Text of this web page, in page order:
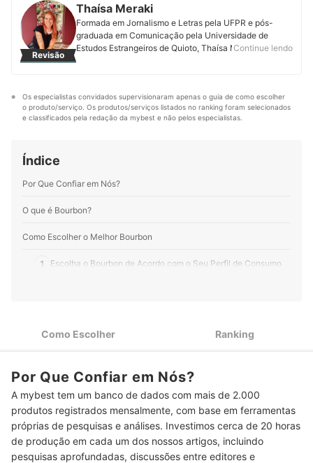
requisitados palestrantes, consultores, “master
distillers” e “master blenders” do setor da cachaça no
país. É Presidente de Júri e Embaixador do Spirits
Selection do Concurso Mundial de Bruxelas há 10 anos
participando como consultor nos comitês de
ISS Awards. É especialista em cachaça e destilados,
pelo WSET e um dos principais especialistas do país
atuando nos setores de destilação, marketing,
Acompanhe o Mauricio Maia no Instagram e Facebook.
Revisão
Thaísa Meraki
Formada em Jornalismo e Letras pela UFPR e pós-
graduada em Comunicação pela Universidade de
Estudos Estrangeiros de Quioto, Thaísa Meraki trabalha
Secretaria de Cultura do Paraná e pela empresa
japonesa de chá Ippodo. É Diretora de Redação da
mybest Brasil desde 2023.
Continue lendo
Os especialistas convidados supervisionaram apenas o guia de como escolher
o produto/serviço. Os produtos/serviços listados no ranking foram selecionados
e classificados pela redação da mybest e não pelos especialistas.
Índice
Por Que Confiar em Nós?
O que é Bourbon?
Como Escolher o Melhor Bourbon
1 Escolha o Bourbon de Acordo com o Seu Perfil de Consumo
Top 10 Melhores Bourbons
Como Beber um Bourbon?
Qual é o Sabor de um Bourbon, Comparado aos Demais Whiskys?
Jack Daniels é Bourbon? Qual a Diferença para o Tennessee
Whiskey?
Como Escolher Ranking
Por Que Confiar em Nós?
A mybest tem um banco de dados com mais de 2.000
produtos registrados mensalmente, com base em ferramentas
próprias de pesquisas e análises. Investimos cerca de 20 horas
de produção em cada um dos nossos artigos, incluindo
pesquisas aprofundadas, discussões entre editores e